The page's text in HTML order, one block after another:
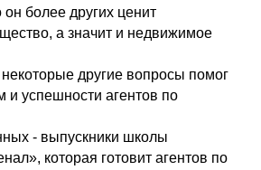
он более других ценит
а значит и недвижимое
некоторые другие вопросы помог
и успешности агентов по
- выпускники школы
которая готовит агентов по